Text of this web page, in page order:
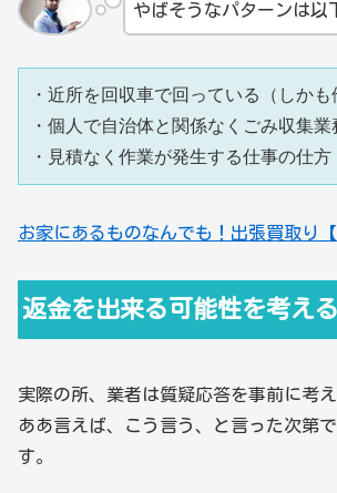
やばそうなパターンは以
・近所を回収車で回っている（しかも
・個人で自治体と関係なくごみ収集
・見積なく作業が発生する仕事の仕方
お家にあるものなんでも！出張買取り【
返金を出来る可能性を考える
実際の所、業者は質疑応答を事前に考
ああ言えば、こう言う、と言った次第
す。